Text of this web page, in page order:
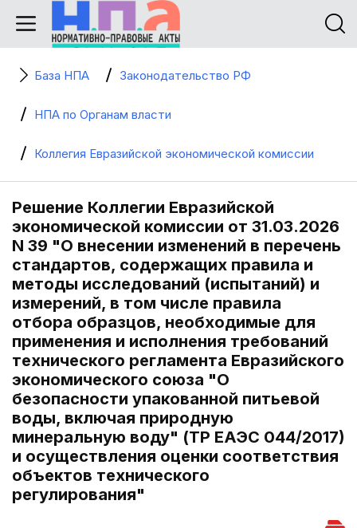
База НПА Законодательство РФ
НПА по Органам власти
Коллегия Евразийской экономической комиссии
Решение Коллегии Евразийской
экономической комиссии от 31.03.2026
N 39 "О внесении изменений в перечень
стандартов, содержащих правила и
методы исследований (испытаний) и
измерений, в том числе правила
отбора образцов, необходимые для
применения и исполнения требований
технического регламента Евразийского
экономического союза "О
безопасности упакованной питьевой
воды, включая природную
минеральную воду" (ТР ЕАЭС 044/2017)
и осуществления оценки соответствия
объектов технического
регулирования"